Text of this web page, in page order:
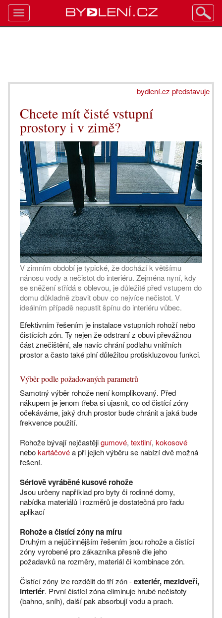
bydlení.cz představuje
Chcete mít čisté vstupní
prostory i v zimě?
V zimním období je typické, že dochází k většímu
nánosu vody a nečistot do interiéru. Zejména nyní, kdy
se sněžení střídá s oblevou, je důležité před vstupem do
domu důkladně zbavit obuv co nejvíce nečistot. V
ideálním případě nepustit špínu do interiéru vůbec.
Efektivním řešením je instalace vstupních rohoží nebo
čistících zón. Ty nejen že odstraní z obuvi převážnou
část znečištění, ale navíc chrání podlahu vnitřních
prostor a často také plní důležitou protiskluzovou funkci.
Výběr podle požadovaných parametrů
Samotný výběr rohože není komplikovaný. Před
nákupem je jenom třeba si ujasnit, co od čistící zóny
očekáváme, jaký druh prostor bude chránit a jaká bude
frekvence použití.
Rohože bývají nejčastějigumové, textilní, kokosové
nebokartáčovéa při jejich výběru se nabízí dvě možná
řešení.
Sériově vyráběné kusové rohože
Jsou určeny například pro byty či rodinné domy,
nabídka materiálů i rozměrů je dostatečná pro řadu
aplikací
Rohože a čistící zóny na míru
Druhým a nejúčinnějším řešením jsou rohože a čistící
zóny vyrobené pro zákazníka přesně dle jeho
požadavků na rozměry, materiál či kombinace zón.
Čistící zóny lze rozdělit do tří zón -exteriér, mezidveří,
interiér. První čistící zóna eliminuje hrubé nečistoty
(bahno, sníh), další pak absorbují vodu a prach.
Toggle
navigation